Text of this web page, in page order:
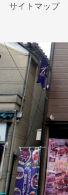
サイトマップ